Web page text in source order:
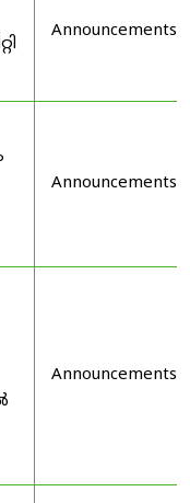
Announcements
Announcements
Announcements